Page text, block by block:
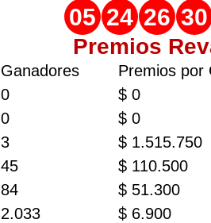
05 24 26 30
Premios
Ganadores Premios por
0 $ 0
0 $ 0
3 $ 1.515.750
45 $ 110.500
84 $ 51.300
2.033 $ 6.900